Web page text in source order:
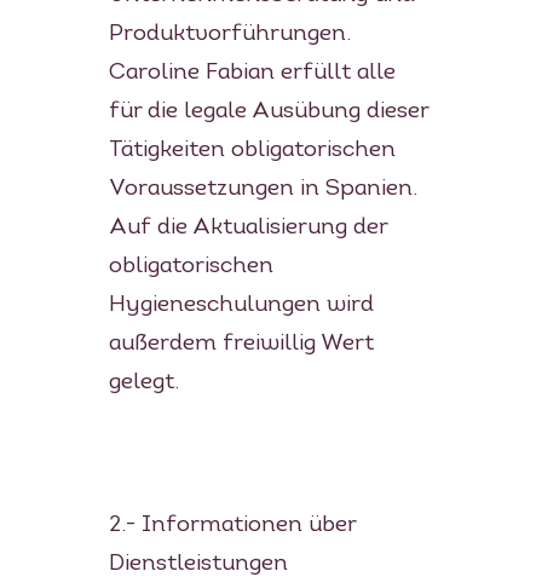
Produktvorführungen.
Caroline Fabian erfüllt alle
für die legale Ausübung dieser
Tätigkeiten obligatorischen
Voraussetzungen in Spanien.
Auf die Aktualisierung der
obligatorischen
Hygieneschulungen wird
außerdem freiwillig Wert
gelegt.
2.- Informationen über
Dienstleistungen